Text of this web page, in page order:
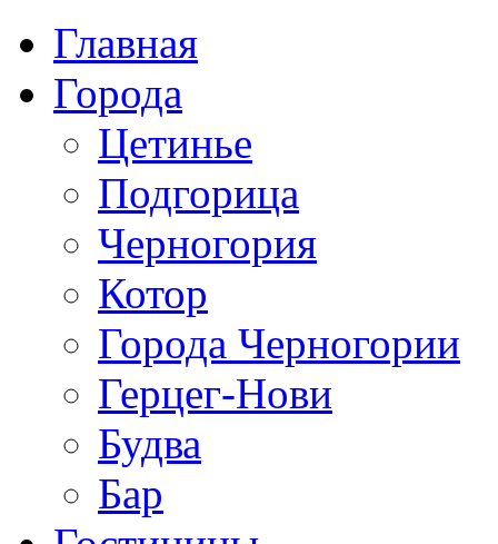
Главная
Города
Цетинье
Подгорица
Черногория
Котор
Города Черногории
Герцег-Нови
Будва
Бар